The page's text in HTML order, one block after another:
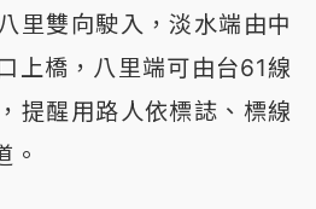
里雙向駛入，淡水端由中
上橋，八里端可由台61線
提醒用路人依標誌、標線
。